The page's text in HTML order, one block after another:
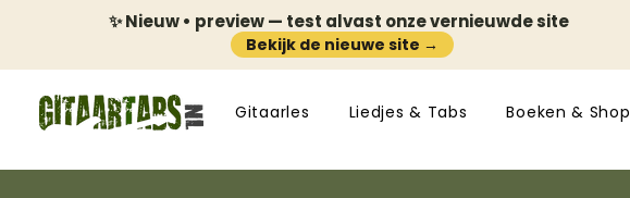
✨ Nieuw • preview — test alvast onze vernieuwde site
Bekijk de nieuwe site →
Gitaarles Liedjes & Tabs Boeken & Shop